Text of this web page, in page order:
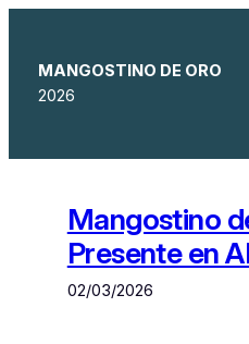
contenido
MANGOSTINO DE ORO
2026
Mangostino
Presente en
02/03/2026